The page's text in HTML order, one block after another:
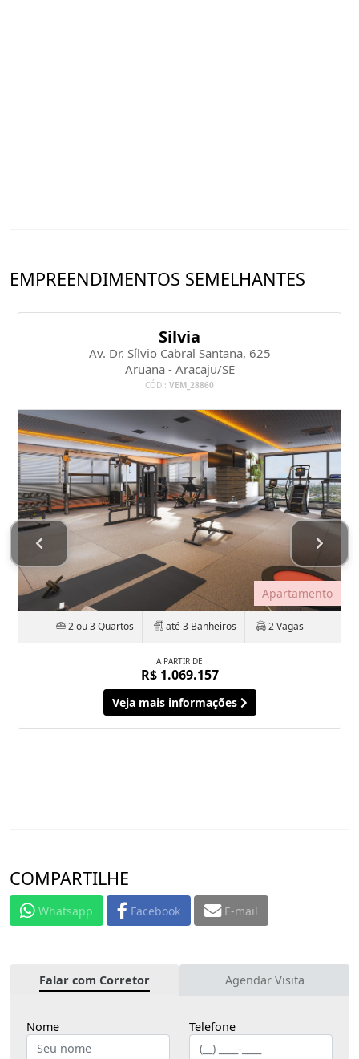
EMPREENDIMENTOS SEMELHANTES
Silvia
Av. Dr. Sílvio Cabral Santana, 625
Aruana - Aracaju/SE
CÓD.: VEM_28860
Apartamento
2 ou 3 Quartos até 3 Banheiros 2 Vagas
A PARTIR DE
R$ 1.069.157
Veja mais informações
COMPARTILHE
Whatsapp Facebook E-mail
Falar com Corretor Agendar Visita
Nome Telefone